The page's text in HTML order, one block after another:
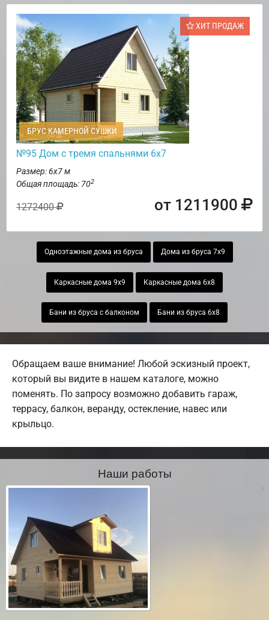
ХИТ ПРОДАЖ
БРУС КАМЕРНОЙ СУШКИ
№95 Дом с тремя спальнями 6х7
Размер: 6х7 м
Общая площадь: 702
1272400 от 1211900
Одноэтажные дома из бруса Дома из бруса 7х9
Каркасные дома 9х9 Каркасные дома 6х8
Бани из бруса с балконом Бани из бруса 6х8
Обращаем ваше внимание! Любой эскизный проект,
который вы видите в нашем каталоге, можно
поменять. По запросу возможно добавить гараж,
террасу, балкон, веранду, остекление, навес или
крыльцо.
Наши работы